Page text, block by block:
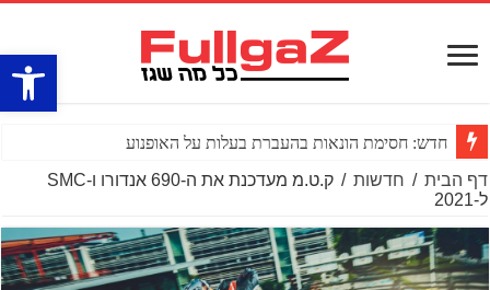
פתח
חדש: חסימת הונאות בהעברת בעלות על האופנוע
דף הבית / חדשות /
ק.ט.מ מעדכנת את ה-690 אנדורו ו-SMC
ל-2021